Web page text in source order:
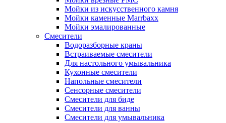
Мойки из искусственного камня
Мойки каменные Marrbaxx
Мойки эмалированные
Смесители
Водоразборные краны
Встраиваемые смесители
Для настольного умывальника
Кухонные смесители
Напольные смесители
Сенсорные смесители
Смесители для биде
Смесители для ванны
Смесители для умывальника